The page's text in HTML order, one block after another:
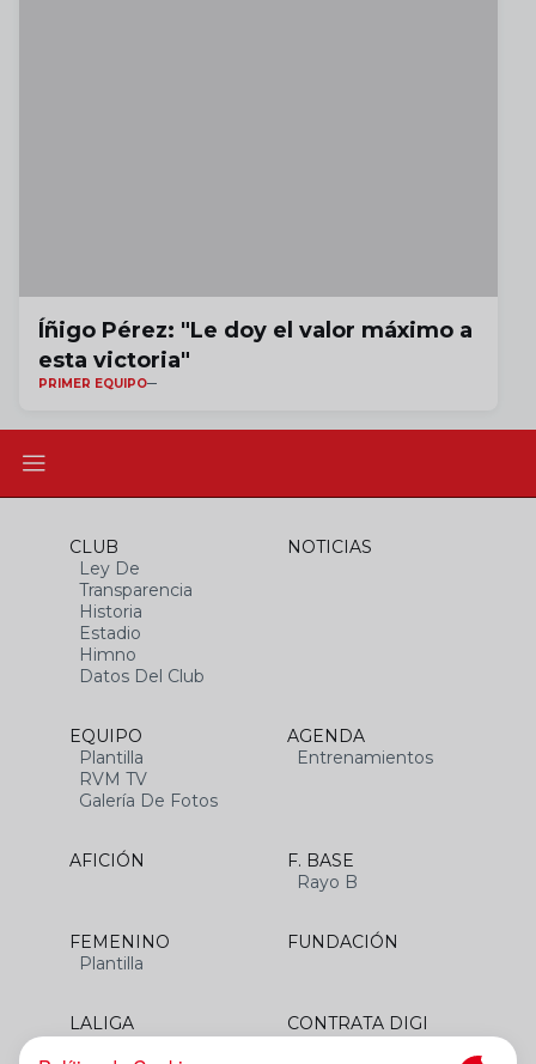
Íñigo Pérez: "Le doy el valor máximo a
esta victoria"
PRIMER EQUIPO
CLUB
Ley De
Transparencia
Historia
Estadio
Himno
Datos Del Club
NOTICIAS
EQUIPO
Plantilla
RVM TV
Galería De Fotos
AGENDA
Entrenamientos
AFICIÓN
F. BASE
Rayo B
FEMENINO
Plantilla
FUNDACIÓN
LALIGA
CONTRATA DIGI